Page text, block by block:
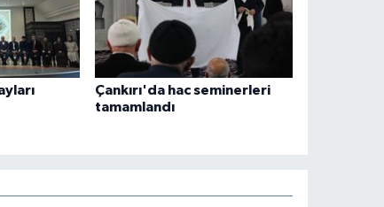
Çankırı'da hac seminerleri
tamamlandı